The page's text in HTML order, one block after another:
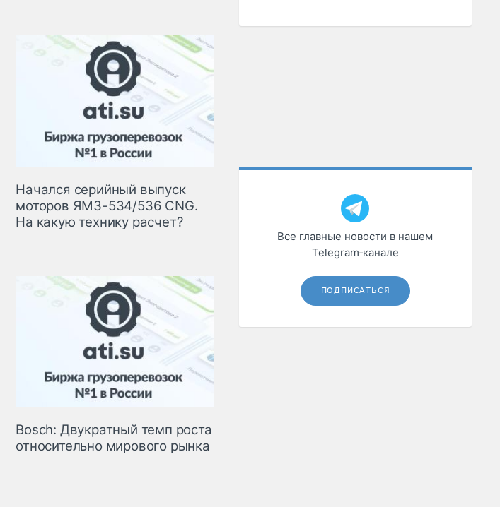
Начался серийный выпуск
моторов ЯМЗ-534/536 CNG.
На какую технику расчет?
Bosch: Двукратный темп роста
относительно мирового рынка
Все главные новости в нашем
Telegram‑канале
ПОДПИСАТЬСЯ